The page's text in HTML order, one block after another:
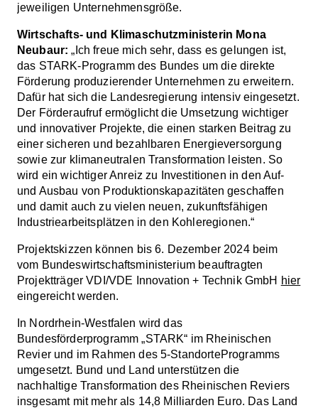
jeweiligen Unternehmensgröße.
Wirtschafts- und Klimaschutzministerin Mona
Neubaur: „Ich freue mich sehr, dass es gelungen ist,
das STARK-Programm des Bundes um die direkte
Förderung produzierender Unternehmen zu erweitern.
Dafür hat sich die Landesregierung intensiv eingesetzt.
Der Förderaufruf ermöglicht die Umsetzung wichtiger
und innovativer Projekte, die einen starken Beitrag zu
einer sicheren und bezahlbaren Energieversorgung
sowie zur klimaneutralen Transformation leisten. So
wird ein wichtiger Anreiz zu Investitionen in den Auf-
und Ausbau von Produktionskapazitäten geschaffen
und damit auch zu vielen neuen, zukunftsfähigen
Industriearbeitsplätzen in den Kohleregionen.“
Projektskizzen können bis 6. Dezember 2024 beim
vom Bundeswirtschaftsministerium beauftragten
Projektträger VDI/VDE Innovation + Technik GmbH hier
eingereicht werden.
In Nordrhein-Westfalen wird das
Bundesförderprogramm „STARK“ im Rheinischen
Revier und im Rahmen des 5-StandorteProgramms
umgesetzt. Bund und Land unterstützen die
nachhaltige Transformation des Rheinischen Reviers
insgesamt mit mehr als 14,8 Milliarden Euro. Das Land